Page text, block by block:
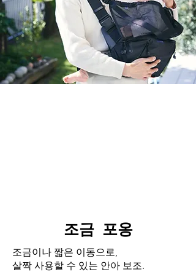
조금 포옹
조금이나 짧은 이동으로,
살짝 사용할 수 있는 안아 보조.